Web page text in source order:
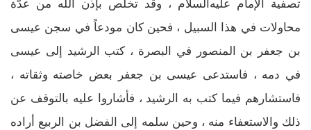
تصفية الإمام عليه‌السلام ، وقد تخلّص بإذن الله من عدّة
محاولات في هذا السبيل ، فحين كان مودعاً في سجن عيسى
بن جعفر بن المنصور في البصرة ، كتب الرشيد إلى عيسى
في دمه ، فاستدعى عيسى بن جعفر بعض خاصته وثقاته ،
فاستشارهم فيما كتب به الرشيد ، فأشاروا عليه بالتوقف عن
ذلك والاستعفاء منه ، وحين سلمه إلى الفضل بن الربيع أراده